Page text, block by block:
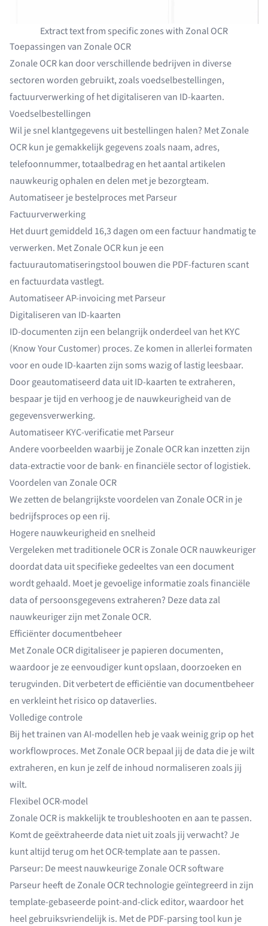
Extract text from specific zones with Zonal OCR
Toepassingen van Zonale OCR
Zonale OCR kan door verschillende bedrijven in diverse
sectoren worden gebruikt, zoals voedselbestellingen,
factuurverwerking of het digitaliseren van ID-kaarten.
Voedselbestellingen
Wil je snel klantgegevens uit bestellingen halen? Met Zonale
OCR kun je gemakkelijk gegevens zoals naam, adres,
telefoonnummer, totaalbedrag en het aantal artikelen
nauwkeurig ophalen en delen met je bezorgteam.
Automatiseer je bestelproces met Parseur
Factuurverwerking
Het duurt gemiddeld 16,3 dagenom een factuur handmatig te
verwerken. Met Zonale OCR kun je een
factuurautomatiseringstool bouwen die PDF-facturen scant
en factuurdata vastlegt.
Automatiseer AP-invoicing met Parseur
Digitaliseren van ID-kaarten
ID-documenten zijn een belangrijk onderdeel van het KYC
(Know Your Customer) proces. Ze komen in allerlei formaten
voor en oude ID-kaarten zijn soms wazig of lastig leesbaar.
Door geautomatiseerd data uit ID-kaarten te extraheren,
bespaar je tijd en verhoog je de nauwkeurigheid van de
gegevensverwerking.
Automatiseer KYC-verificatie met Parseur
Andere voorbeelden waarbij je Zonale OCR kan inzetten zijn
data-extractie voor de bank- en financiële sectoroflogistiek.
Voordelen van Zonale OCR
We zetten de belangrijkste voordelen van Zonale OCR in je
bedrijfsproces op een rij.
Hogere nauwkeurigheid en snelheid
Vergeleken met traditionele OCR is Zonale OCR nauwkeuriger
doordat data uit specifieke gedeeltes van een document
wordt gehaald. Moet je gevoelige informatie zoals financiële
data of persoonsgegevens extraheren? Deze data zal
nauwkeuriger zijn met Zonale OCR.
Efficiënter documentbeheer
Met Zonale OCR digitaliseer je papieren documenten,
waardoor je ze eenvoudiger kunt opslaan, doorzoeken en
terugvinden. Dit verbetert de efficiëntie van documentbeheer
en verkleint het risico op dataverlies.
Volledige controle
Bij het trainen van AI-modellen heb je vaak weinig grip op het
workflowproces. Met Zonale OCR bepaal jij de data die je wilt
extraheren, en kun je zelf de inhoud normaliseren zoals jij
wilt.
Flexibel OCR-model
Zonale OCR is makkelijk te troubleshooten en aan te passen.
Komt de geëxtraheerde data niet uit zoals jij verwacht? Je
kunt altijd terug om het OCR-template aan te passen.
Parseur: De meest nauwkeurige Zonale OCR software
Parseur heeft de Zonale OCR technologie geïntegreerd in zijn
template-gebaseerde point-and-click editor, waardoor het
heel gebruiksvriendelijk is. Met dePDF-parsing toolkun je